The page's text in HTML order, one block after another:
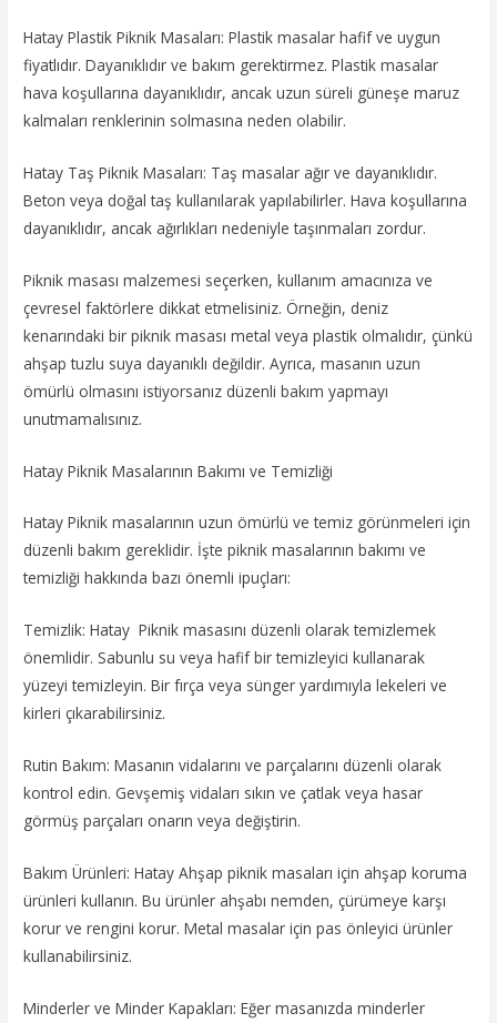
Hatay Plastik Piknik Masaları: Plastik masalar hafif ve uygun
fiyatlıdır. Dayanıklıdır ve bakım gerektirmez. Plastik masalar
hava koşullarına dayanıklıdır, ancak uzun süreli güneşe maruz
kalmaları renklerinin solmasına neden olabilir.
Hatay Taş Piknik Masaları: Taş masalar ağır ve dayanıklıdır.
Beton veya doğal taş kullanılarak yapılabilirler. Hava koşullarına
dayanıklıdır, ancak ağırlıkları nedeniyle taşınmaları zordur.
Piknik masası malzemesi seçerken, kullanım amacınıza ve
çevresel faktörlere dikkat etmelisiniz. Örneğin, deniz
kenarındaki bir piknik masası metal veya plastik olmalıdır, çünkü
ahşap tuzlu suya dayanıklı değildir. Ayrıca, masanın uzun
ömürlü olmasını istiyorsanız düzenli bakım yapmayı
unutmamalısınız.
Hatay Piknik Masalarının Bakımı ve Temizliği
Hatay Piknik masalarının uzun ömürlü ve temiz görünmeleri için
düzenli bakım gereklidir. İşte piknik masalarının bakımı ve
temizliği hakkında bazı önemli ipuçları:
Temizlik: Hatay Piknik masasını düzenli olarak temizlemek
önemlidir. Sabunlu su veya hafif bir temizleyici kullanarak
yüzeyi temizleyin. Bir fırça veya sünger yardımıyla lekeleri ve
kirleri çıkarabilirsiniz.
Rutin Bakım: Masanın vidalarını ve parçalarını düzenli olarak
kontrol edin. Gevşemiş vidaları sıkın ve çatlak veya hasar
görmüş parçaları onarın veya değiştirin.
Bakım Ürünleri: Hatay Ahşap piknik masaları için ahşap koruma
ürünleri kullanın. Bu ürünler ahşabı nemden, çürümeye karşı
korur ve rengini korur. Metal masalar için pas önleyici ürünler
kullanabilirsiniz.
Minderler ve Minder Kapakları: Eğer masanızda minderler